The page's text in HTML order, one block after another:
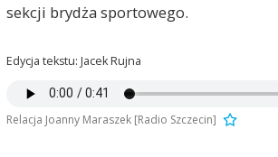
sekcji brydża sportowego.
Edycja tekstu: Jacek Rujna
Relacja Joanny Maraszek [Radio Szczecin]